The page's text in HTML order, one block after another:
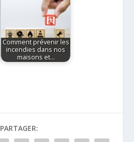
Comment prévenir les
incendies dans nos
maisons et…
PARTAGER: